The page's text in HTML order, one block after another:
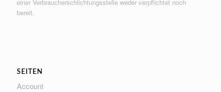
einer Verbraucherschlichtungsstelle weder verpflichtet noch
bereit.
SEITEN
Account